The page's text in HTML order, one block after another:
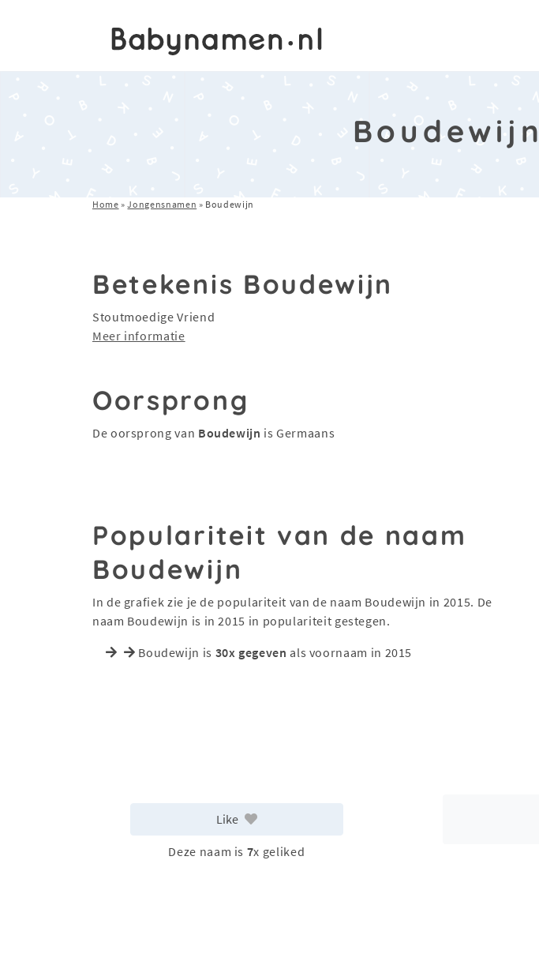
Boudewijn
Home »Jongensnamen » Boudewijn
Betekenis Boudewijn
Stoutmoedige Vriend
Meer informatie
Oorsprong
De oorsprong van Boudewijn is Germaans
Populariteit van de naam
Boudewijn
In de grafiek zie je de populariteit van de naam Boudewijn in 2015. De
naam Boudewijn is in 2015 in populariteit gestegen.
Boudewijn is 30x gegeven als voornaam in 2015
Like
Deze naam is 7x geliked